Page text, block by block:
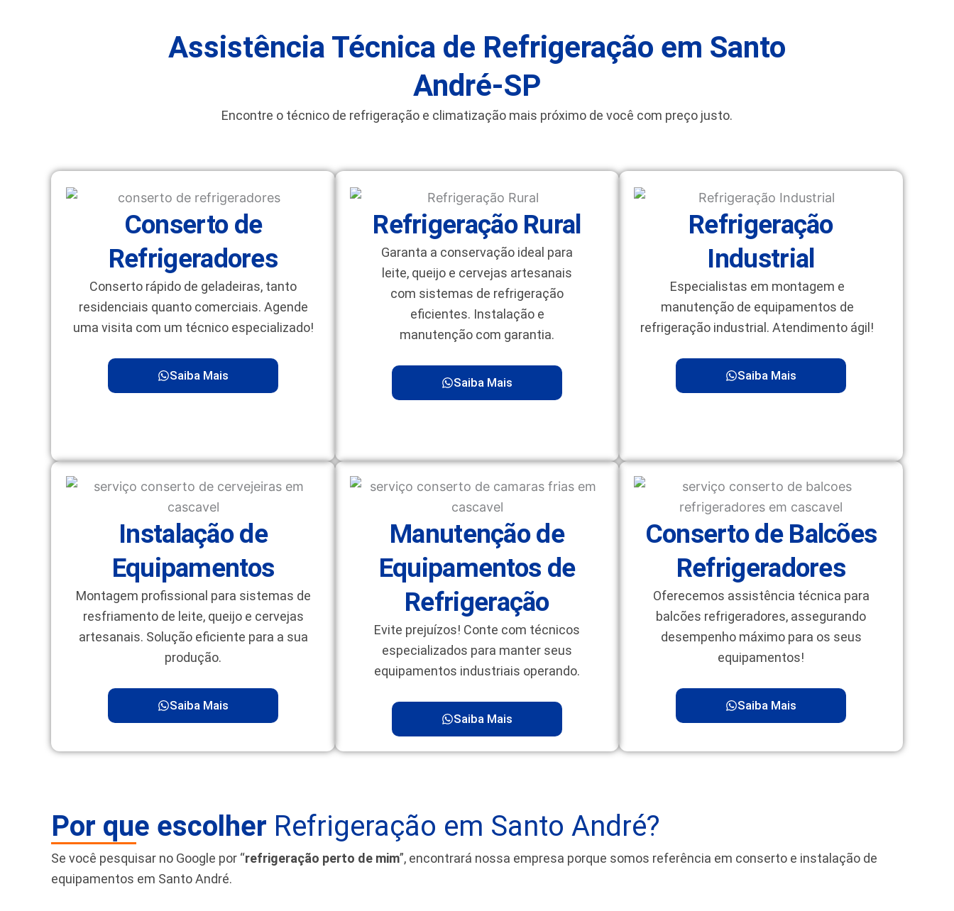
Assistência Técnica de Refrigeração em Santo
André-SP
Encontre o técnico de refrigeração e climatização mais próximo de você com preço justo.
Conserto de
Refrigeradores
Conserto rápido de geladeiras, tanto
residenciais quanto comerciais. Agende
uma visita com um técnico especializado!
Saiba Mais
Refrigeração Rural
Garanta a conservação ideal para
leite, queijo e cervejas artesanais
com sistemas de refrigeração
eficientes. Instalação e
manutenção com garantia.
Saiba Mais
Refrigeração
Industrial
Especialistas em montagem e
manutenção de equipamentos de
refrigeração industrial. Atendimento ágil!
Saiba Mais
Instalação de
Equipamentos
Montagem profissional para sistemas de
resfriamento de leite, queijo e cervejas
artesanais. Solução eficiente para a sua
produção.
Saiba Mais
Manutenção de
Equipamentos de
Refrigeração
Evite prejuízos! Conte com técnicos
especializados para manter seus
equipamentos industriais operando.
Saiba Mais
Conserto de Balcões
Refrigeradores
Oferecemos assistência técnica para
balcões refrigeradores, assegurando
desempenho máximo para os seus
equipamentos!
Saiba Mais
Por que escolher Refrigeração em Santo André?
Se você pesquisar no Google por “refrigeração perto de mim”, encontrará nossa empresa porque somos referência em conserto e instalação de
equipamentos em Santo André.